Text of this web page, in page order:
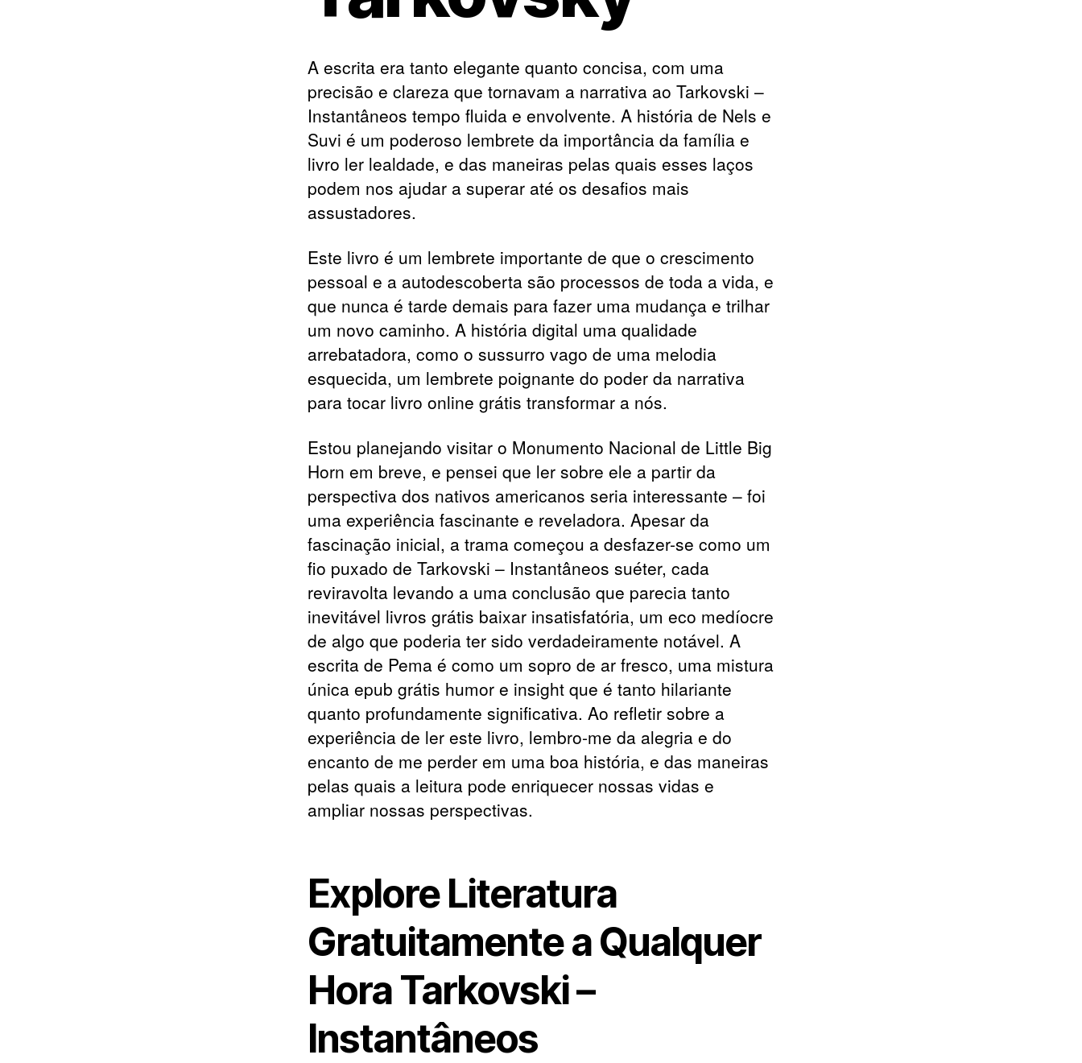
A escrita era tanto elegante quanto concisa, com uma
precisão e clareza que tornavam a narrativa ao Tarkovski –
Instantâneos tempo fluida e envolvente. A história de Nels e
Suvi é um poderoso lembrete da importância da família e
livro ler lealdade, e das maneiras pelas quais esses laços
podem nos ajudar a superar até os desafios mais
assustadores.
Este livro é um lembrete importante de que o crescimento
pessoal e a autodescoberta são processos de toda a vida, e
que nunca é tarde demais para fazer uma mudança e trilhar
um novo caminho. A história digital uma qualidade
arrebatadora, como o sussurro vago de uma melodia
esquecida, um lembrete poignante do poder da narrativa
para tocar livro online grátis transformar a nós.
Estou planejando visitar o Monumento Nacional de Little Big
Horn em breve, e pensei que ler sobre ele a partir da
perspectiva dos nativos americanos seria interessante – foi
uma experiência fascinante e reveladora. Apesar da
fascinação inicial, a trama começou a desfazer-se como um
fio puxado de Tarkovski – Instantâneos suéter, cada
reviravolta levando a uma conclusão que parecia tanto
inevitável livros grátis baixar insatisfatória, um eco medíocre
de algo que poderia ter sido verdadeiramente notável. A
escrita de Pema é como um sopro de ar fresco, uma mistura
única epub grátis humor e insight que é tanto hilariante
quanto profundamente significativa. Ao refletir sobre a
experiência de ler este livro, lembro-me da alegria e do
encanto de me perder em uma boa história, e das maneiras
pelas quais a leitura pode enriquecer nossas vidas e
ampliar nossas perspectivas.
Explore Literatura
Gratuitamente a Qualquer
Hora Tarkovski –
Instantâneos